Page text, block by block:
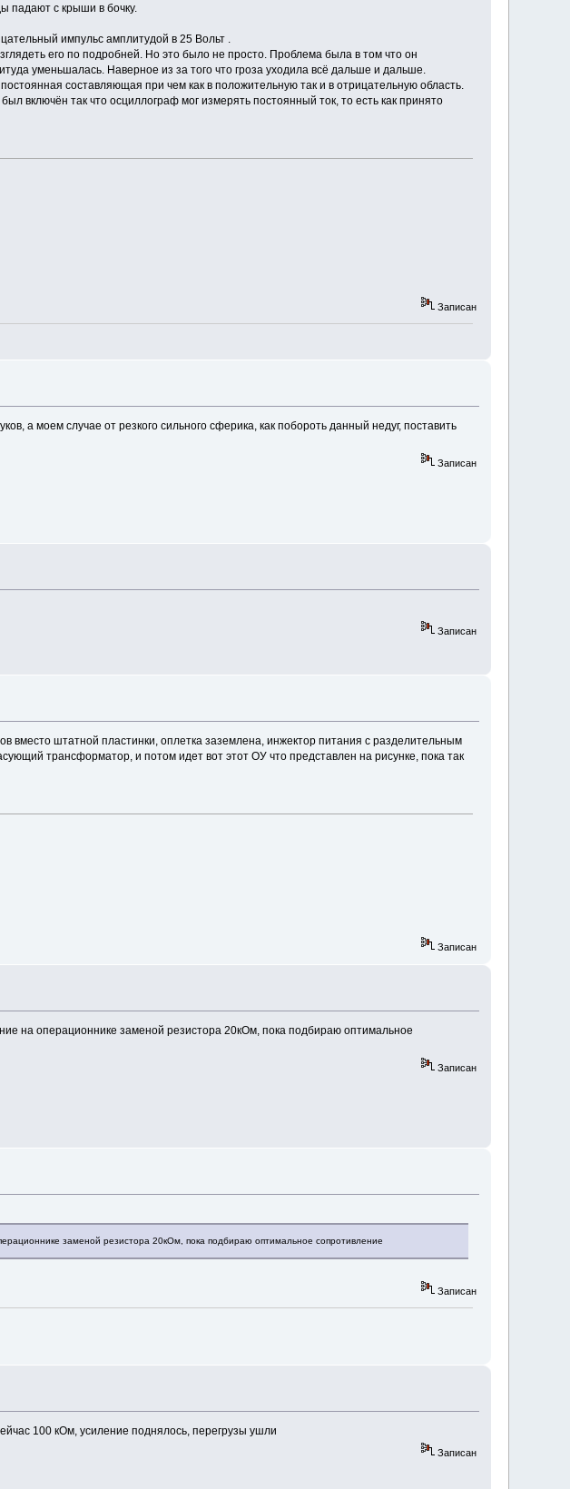
падают с крыши в бочку.
импульс амплитудой в 25 Вольт .
его по подробней. Но это было не просто. Проблема была в том что он
уменьшалась. Наверное из за того что гроза уходила всё дальше и дальше.
составляющая при чем как в положительную так и в отрицательную область.
включён так что осциллограф мог измерять постоянный ток, то есть как принято
Записан
а моем случае от резкого сильного сферика, как побороть данный недуг, поставить
Записан
Записан
вместо штатной пластинки, оплетка заземлена, инжектор питания с разделительным
трансформатор, и потом идет вот этот ОУ что представлен на рисунке, пока так
Записан
на операционнике заменой резистора 20кОм, пока подбираю оптимальное
Записан
заменой резистора 20кОм, пока подбираю оптимальное сопротивление
Записан
100 кОм, усиление поднялось, перегрузы ушли
Записан